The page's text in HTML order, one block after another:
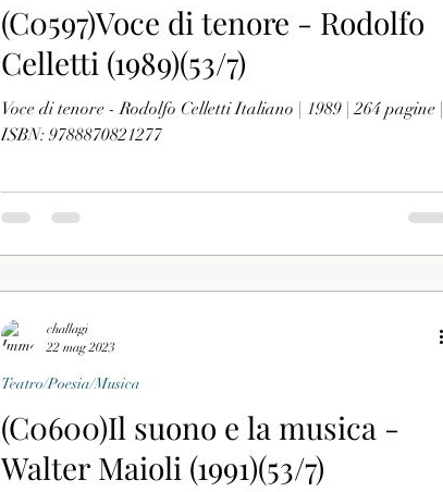
(C0597)Voce di tenore - Rodolfo
Celletti (1989)(53/7)
Voce di tenore - Rodolfo Celletti Italiano | 1989 | 264 pagine |
ISBN: 9788870821277
(C0600)Il suono e la musica -
Walter Maioli (1991)(53/7)
Teatro/Poesia/Musica
challagi
22 mag 2023